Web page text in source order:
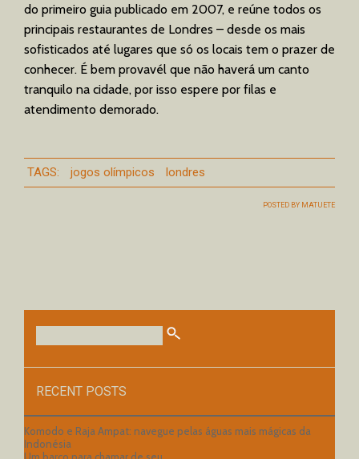
do primeiro guia publicado em 2007, e reúne todos os
principais restaurantes de Londres – desde os mais
sofisticados até lugares que só os locais tem o prazer de
conhecer. É bem provavél que não haverá um canto
tranquilo na cidade, por isso espere por filas e
atendimento demorado.
TAGS: jogos olímpicos londres
POSTED BY MATUETE
RECENT POSTS
Komodo e Raja Ampat: navegue pelas águas mais mágicas da
Indonésia
Um barco para chamar de seu